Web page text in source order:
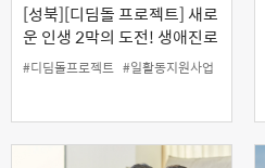
[성북][디딤돌 프로젝트] 새로
운 인생 2막의 도전! 생애진로
코치자격증반
#디딤돌프로젝트 #일활동지원사업